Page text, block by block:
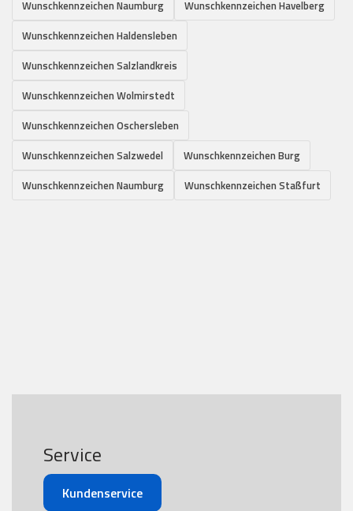
Wunschkennzeichen Naumburg
Wunschkennzeichen Havelberg
Wunschkennzeichen Haldensleben
Wunschkennzeichen Salzlandkreis
Wunschkennzeichen Wolmirstedt
Wunschkennzeichen Oschersleben
Wunschkennzeichen Salzwedel
Wunschkennzeichen Burg
Wunschkennzeichen Naumburg
Wunschkennzeichen Staßfurt
Service
Kundenservice